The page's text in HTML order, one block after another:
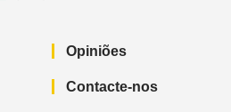
Opiniões
Contacte-nos